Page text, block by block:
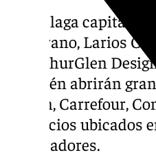
En Málaga capital,
Zambrano, Larios
McArthurGlen
También abrirán
Merlin, Carrefour,
comercios
compradores.